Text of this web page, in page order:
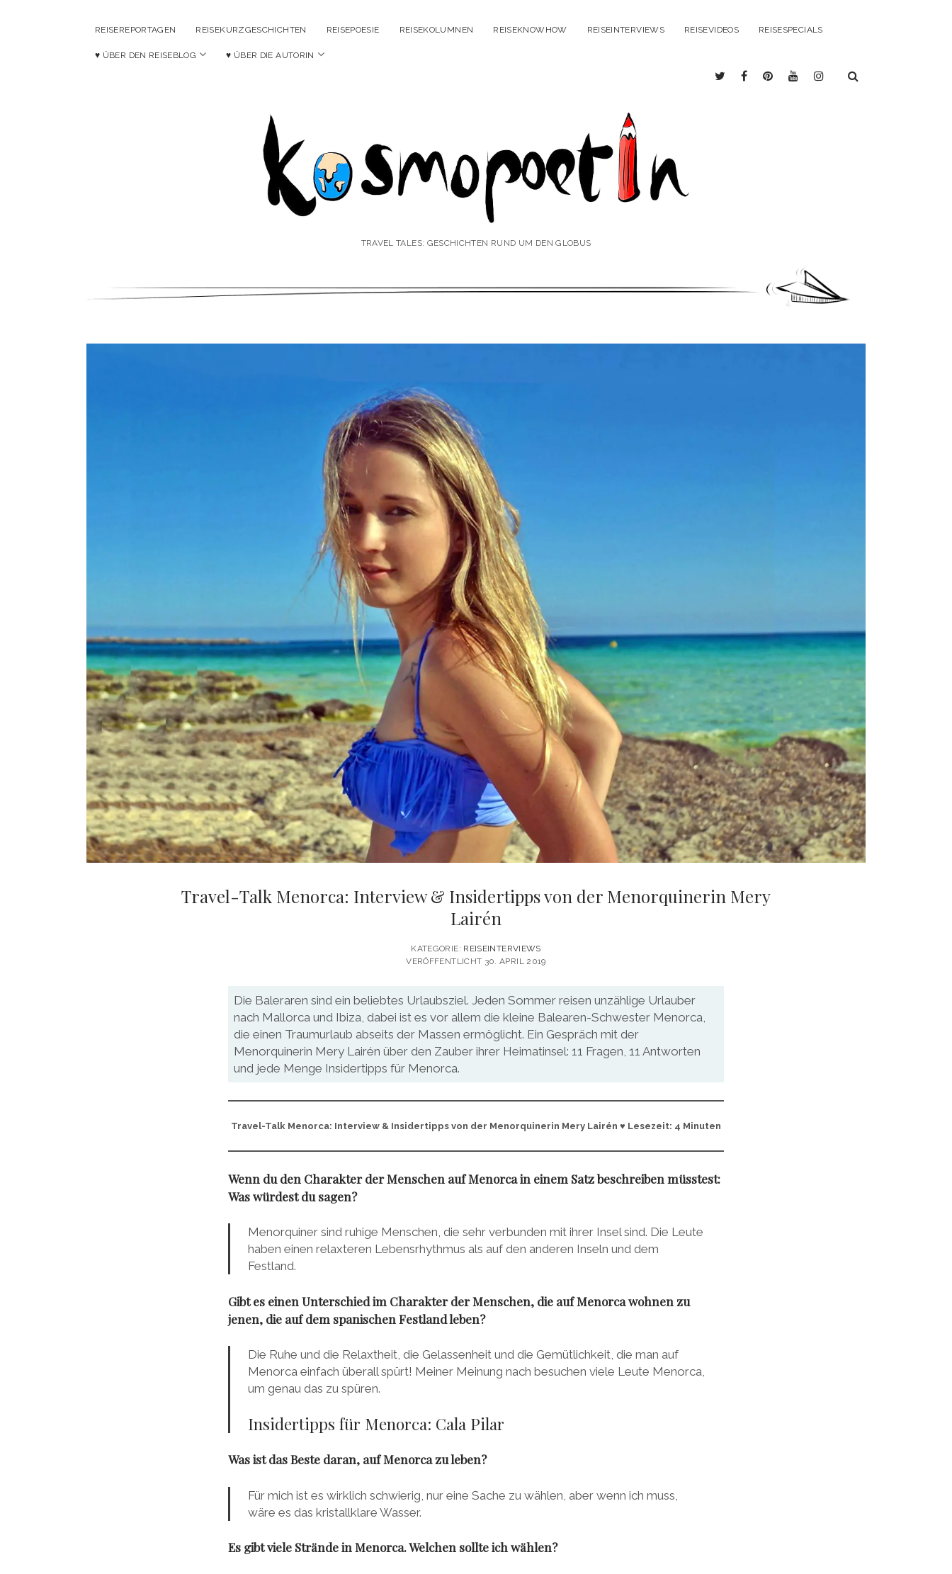
REISEREPORTAGEN REISEKURZGESCHICHTEN REISEPOESIE REISEKOLUMNEN REISEKNOWHOW REISEINTERVIEWS REISEVIDEOS REISESPECIALS
♥ ÜBER DEN REISEBLOG Menü♥ ÜBER DIE AUTORIN Menü
twitterfacebook
pinterestyoutubeinstagram
Kosmopoetin
TRAVEL TALES: GESCHICHTEN RUND UM DEN GLOBUS
Travel-Talk Menorca: Interview & Insidertipps von der Menorquinerin Mery
Lairén
KATEGORIE: REISEINTERVIEWS
VERÖFFENTLICHT 30. APRIL 2019
Die Baleraren sind ein beliebtes Urlaubsziel. Jeden Sommer reisen unzählige Urlauber
nach Mallorca und Ibiza, dabei ist es vor allem die kleine Balearen-Schwester Menorca,
die einen Traumurlaub abseits der Massen ermöglicht. Ein Gespräch mit der
Menorquinerin Mery Lairén über den Zauber ihrer Heimatinsel: 11 Fragen, 11 Antworten
und jede Menge Insidertipps für Menorca.
Travel-Talk Menorca: Interview & Insidertipps von der Menorquinerin Mery Lairén ♥ Lesezeit: 4 Minuten
Wenn du den Charakter der Menschen auf Menorca in einem Satz beschreiben müsstest:
Was würdest du sagen?
Menorquiner sind ruhige Menschen, die sehr verbunden mit ihrer Insel sind. Die Leute
haben einen relaxteren Lebensrhythmus als auf den anderen Inseln und dem
Festland.
Gibt es einen Unterschied im Charakter der Menschen, die auf Menorca wohnen zu
jenen, die auf dem spanischen Festland leben?
Die Ruhe und die Relaxtheit, die Gelassenheit und die Gemütlichkeit, die man auf
Menorca einfach überall spürt! Meiner Meinung nach besuchen viele Leute Menorca,
um genau das zu spüren.
Insidertipps für Menorca: Cala Pilar
Was ist das Beste daran, auf Menorca zu leben?
Für mich ist es wirklich schwierig, nur eine Sache zu wählen, aber wenn ich muss,
wäre es das kristallklare Wasser.
Es gibt viele Strände in Menorca. Welchen sollte ich wählen?